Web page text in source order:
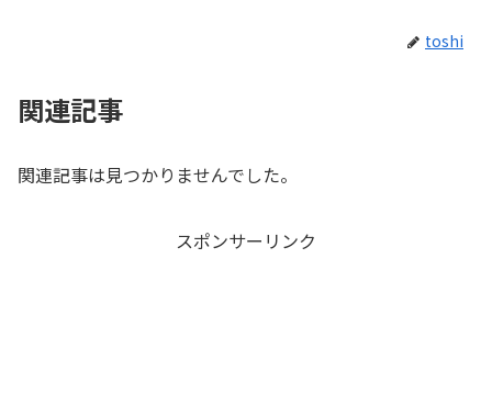
toshi
関連記事
関連記事は見つかりませんでした。
スポンサーリンク